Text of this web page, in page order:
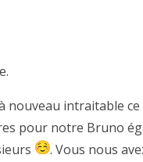
nouveau intraitable ce
pour notre Bruno
. Vous nous